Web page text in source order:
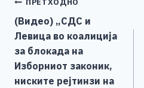
b
o
o
k
n
g
er
Навигација
на
напис
ПРЕТХОДНО
(Видео) „СДС и
Левица во коалиција
за блокада на
Изборниот законик,
ниските рејтинзи на